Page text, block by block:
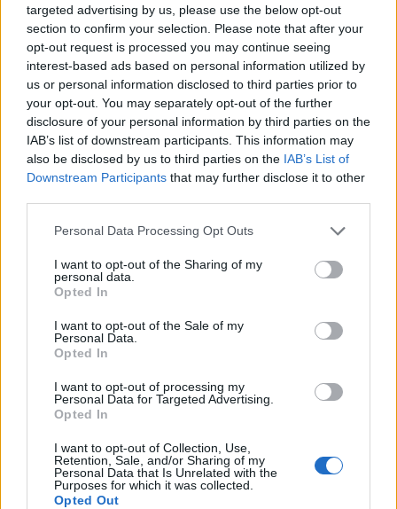
targeted advertising by us, please use the below opt-out
section to confirm your selection. Please note that after your
opt-out request is processed you may continue seeing
interest-based ads based on personal information utilized by
us or personal information disclosed to third parties prior to
your opt-out. You may separately opt-out of the further
disclosure of your personal information by third parties on the
IAB’s list of downstream participants. This information may
also be disclosed by us to third parties on the IAB’s List of
Downstream Participants that may further disclose it to other
Please note that this website/app uses one or more Google
not limited to your visit or usage behaviour. You may click to
grant or deny consent to Google and its third-party tags to
use your data for below specified purposes in below Google
consent section.
Personal Data Processing Opt Outs
I want to opt-out of the Sharing of my
personal data.
Opted In
I want to opt-out of the Sale of my
Personal Data.
Opted In
I want to opt-out of processing my
Personal Data for Targeted Advertising.
Opted In
I want to opt-out of Collection, Use,
Retention, Sale, and/or Sharing of my
Personal Data that Is Unrelated with the
Purposes for which it was collected.
Opted Out
δολοφονία του 58χρονου ψυχολόγου
ΑΝΑΡΤΗΘΗΚΕ ΑΠΟΆΛΚΗΣΤΗ ΓΑΤΟΠΟΎΛΟΥ 6 ΑΥΓΟΎΣΤΟΥ 2026
Marfin: Μετά τις 22:00 η άφιξη της 46χρονης στην
ΑΝΑΡΤΗΘΗΚΕ ΑΠΟΆΛΚΗΣΤΗ ΓΑΤΟΠΟΎΛΟΥ 6 ΑΥΓΟΎΣΤΟΥ 2026